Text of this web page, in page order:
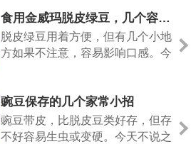
食用金威玛脱皮绿豆，几个容易忽略的小细节
脱皮绿豆用着方便，但有几个小地
方如果不注意，容易影响口感。今
豌豆保存的几个家常小招
豌豆带皮，比脱皮豆类好存，但存
不好容易生虫或变硬。今天不说之